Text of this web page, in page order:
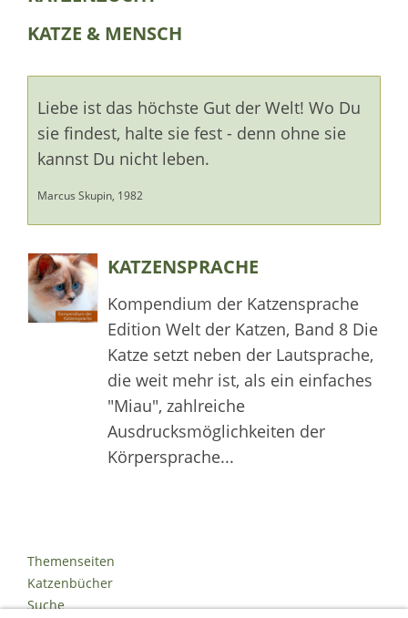
KATZE & MENSCH
Liebe ist das höchste Gut der Welt! Wo Du
sie findest, halte sie fest - denn ohne sie
kannst Du nicht leben.
Marcus Skupin, 1982
KATZENSPRACHE
Kompendium der Katzensprache
Edition Welt der Katzen, Band 8 Die
Katze setzt neben der Lautsprache,
die weit mehr ist, als ein einfaches
"Miau", zahlreiche
Ausdrucksmöglichkeiten der
Körpersprache...
Themenseiten
Katzenbücher
Suche